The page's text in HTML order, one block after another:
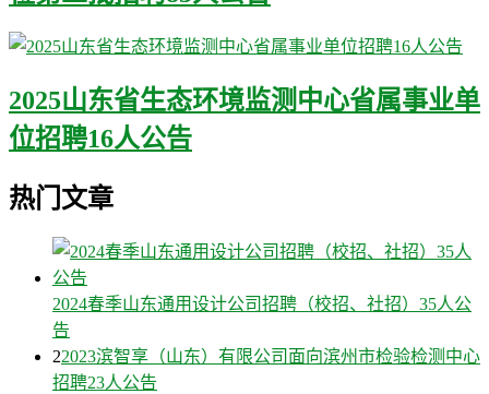
2025山东省生态环境监测中心省属事业单
位招聘16人公告
热门文章
2024春季山东通用设计公司招聘（校招、社招）35人公
告
22023滨智享（山东）有限公司面向滨州市检验检测中心
招聘23人公告